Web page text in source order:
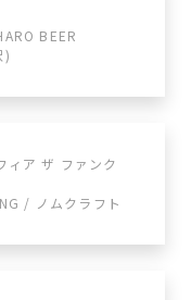
BEER
)
ア ザ ファンク
/ ノムクラフト